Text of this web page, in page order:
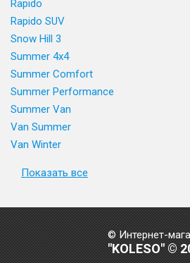
Rapido
Rapido SUV
Snow Hill 3
Summer 4x4
Summer Comfort
Summer Performance
Summer Van
Van Summer
Van Winter
Показать все
© Интернет-
"KOLESO" ©